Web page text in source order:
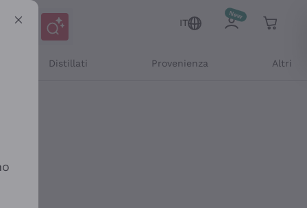
IT
Distillati Provenienza Altri